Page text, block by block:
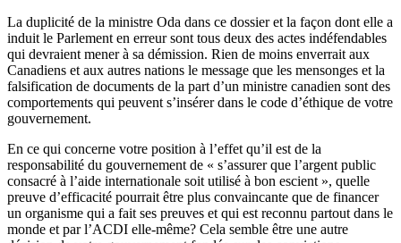
La duplicité de la ministre Oda dans ce dossier et la façon dont elle a
induit le Parlement en erreur sont tous deux des actes indéfendables
qui devraient mener à sa démission. Rien de moins enverrait aux
Canadiens et aux autres nations le message que les mensonges et la
falsification de documents de la part d’un ministre canadien sont des
comportements qui peuvent s’insérer dans le code d’éthique de votre
gouvernement.
En ce qui concerne votre position à l’effet qu’il est de la
responsabilité du gouvernement de « s’assurer que l’argent public
consacré à l’aide internationale soit utilisé à bon escient », quelle
preuve d’efficacité pourrait être plus convaincante que de financer
un organisme qui a fait ses preuves et qui est reconnu partout dans le
monde et par l’ACDI elle-même? Cela semble être une autre